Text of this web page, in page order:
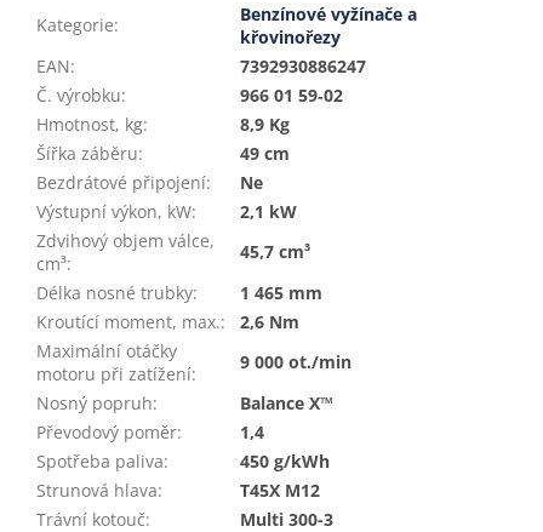
Kategorie:
Benzínové vyžínače a
křovinořezy
EAN:
7392930886247
Č. výrobku:
966 01 59‑02
Hmotnost, kg:
8,9 Kg
Šířka záběru:
49 cm
Bezdrátové připojení:
Ne
Výstupní výkon, kW:
2,1 kW
Zdvihový objem válce,
cm³:
45,7 cm³
Délka nosné trubky:
1 465 mm
Kroutící moment, max.:
2,6 Nm
Maximální otáčky
motoru při zatížení:
9 000 ot./min
Nosný popruh:
Balance X™
Převodový poměr:
1,4
Spotřeba paliva:
450 g/kWh
Strunová hlava:
T45X M12
Trávní kotouč:
Multi 300-3